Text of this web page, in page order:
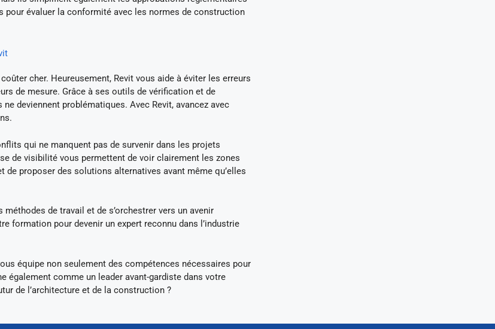
pour évaluer la conformité avec les normes de construction
cher. Heureusement, Revit vous aide à éviter les erreurs
de mesure. Grâce à ses outils de vérification et de
deviennent problématiques. Avec Revit, avancez avec
qui ne manquent pas de survenir dans les projets
de visibilité vous permettent de voir clairement les zones
de proposer des solutions alternatives avant même qu’elles
de travail et de s’orchestrer vers un avenir
formation pour devenir un expert reconnu dans l’industrie
équipe non seulement des compétences nécessaires pour
comme un leader avant-gardiste dans votre
de l’architecture et de la construction ?